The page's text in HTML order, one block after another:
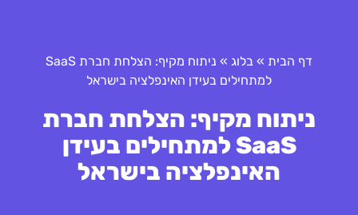
דף הבית » בלוג »
ניתוח מקיף: הצלחת חברת SaaS
למתחילים בעידן האינפלציה בישראל
ניתוח מקיף: הצלחת חברת
SaaS למתחילים בעידן
האינפלציה בישראל